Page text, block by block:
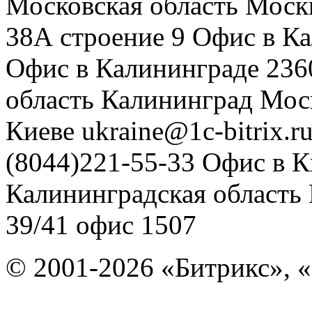
38А строение 9 Офис в
Офис в Калининграде
область Калининград
Киеве ukraine@1c-
(8044)221-55-33 Офис в
Калининградская область
39/41 офис 1507
© 2001-2026 «Битрикс»,